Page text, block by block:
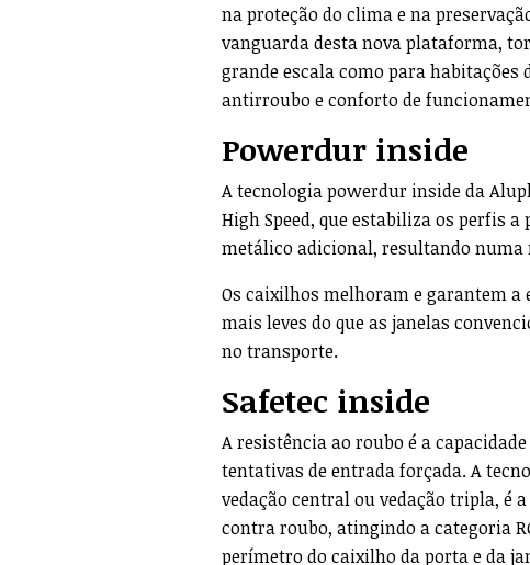
na proteção do clima e na
vanguarda desta nova plataforma,
grande escala como para
antirroubo e conforto de
Powerdur inside
A tecnologia powerdur inside da
High Speed, que estabiliza os perfis
metálico adicional, resultando
Os caixilhos melhoram e garantem a
mais leves do que as janelas
no transporte.
Safetec inside
A resistência ao roubo é a
tentativas de entrada forçada. A
vedação central ou vedação tripla, é
contra roubo, atingindo a categoria
perímetro do caixilho da porta e da